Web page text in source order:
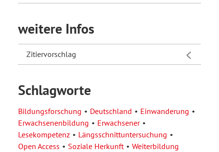
weitere Infos
Zitiervorschlag
Schlagworte
Bildungsforschung Deutschland
Einwanderung
Erwachsenenbildung
Erwachsener
Lesekompetenz
Längsschnittuntersuchung
Open Access
Soziale Herkunft Weiterbildung